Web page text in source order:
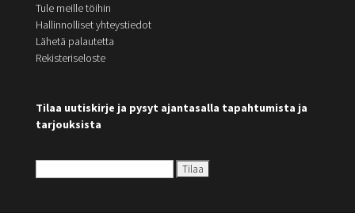
Tule meille töihin
Hallinnolliset yhteystiedot
Lähetä palautetta
Rekisteriseloste
Tilaa uutiskirje ja pysyt ajantasalla tapahtumista ja
tarjouksista